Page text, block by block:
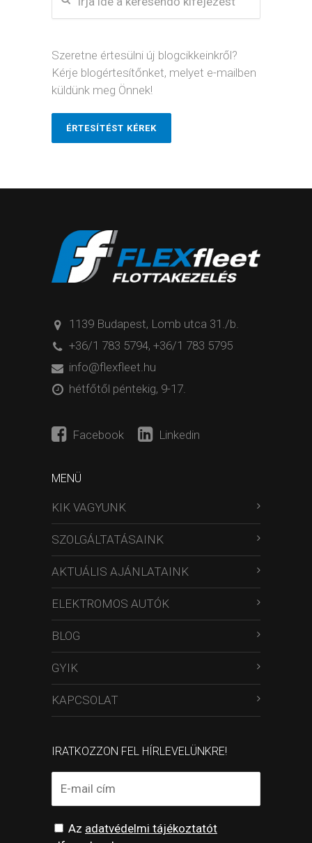
Szeretne értesülni új blogcikkeinkről?
Kérje blogértesítőnket, melyet e-mailben
küldünk meg Önnek!
ÉRTESÍTÉST KÉREK
1139 Budapest, Lomb utca 31./b.
+36/1 783 5794, +36/1 783 5795
info@flexfleet.hu
hétfőtől péntekig, 9-17.
Facebook Linkedin
MENÜ
KIK VAGYUNK
SZOLGÁLTATÁSAINK
AKTUÁLIS AJÁNLATAINK
ELEKTROMOS AUTÓK
BLOG
GYIK
KAPCSOLAT
IRATKOZZON FEL HÍRLEVELÜNKRE!
Az adatvédelmi tájékoztatót